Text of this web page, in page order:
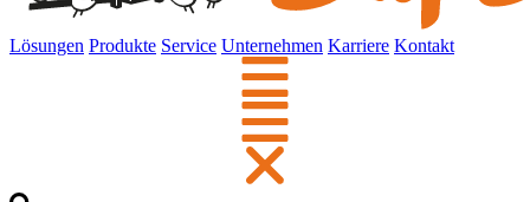
Lösungen Produkte Service Unternehmen Karriere Kontakt